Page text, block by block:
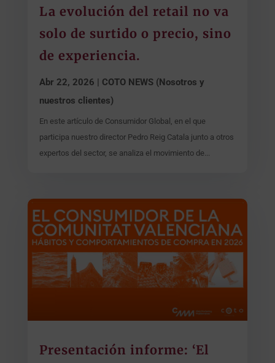
La evolución del retail no va
solo de surtido o precio, sino
de experiencia.
Abr 22, 2026
COTO NEWS (Nosotros y
nuestros clientes)
En este artículo de Consumidor Global, en el que
participa nuestro director Pedro Reig Catala junto a otros
expertos del sector, se analiza el movimiento de...
Presentación informe: ‘El